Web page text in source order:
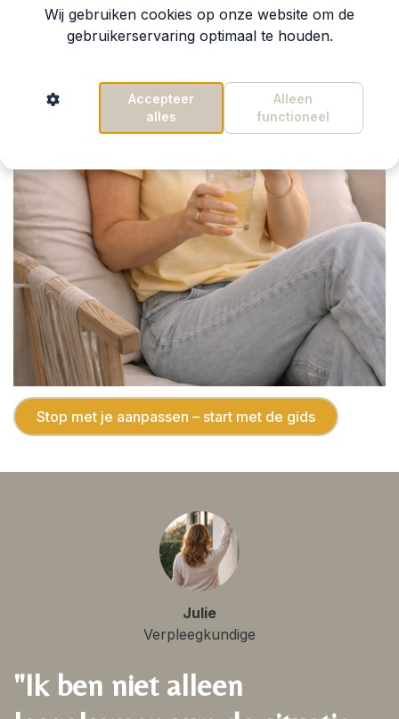
Stop met je aanpassen – start met de gids
Julie
Verpleegkundige
"Ik ben niet alleen
Wij gebruiken cookies op onze website om de
gebruikerservaring optimaal te houden.
Alleen
functioneel
Accepteer
alles